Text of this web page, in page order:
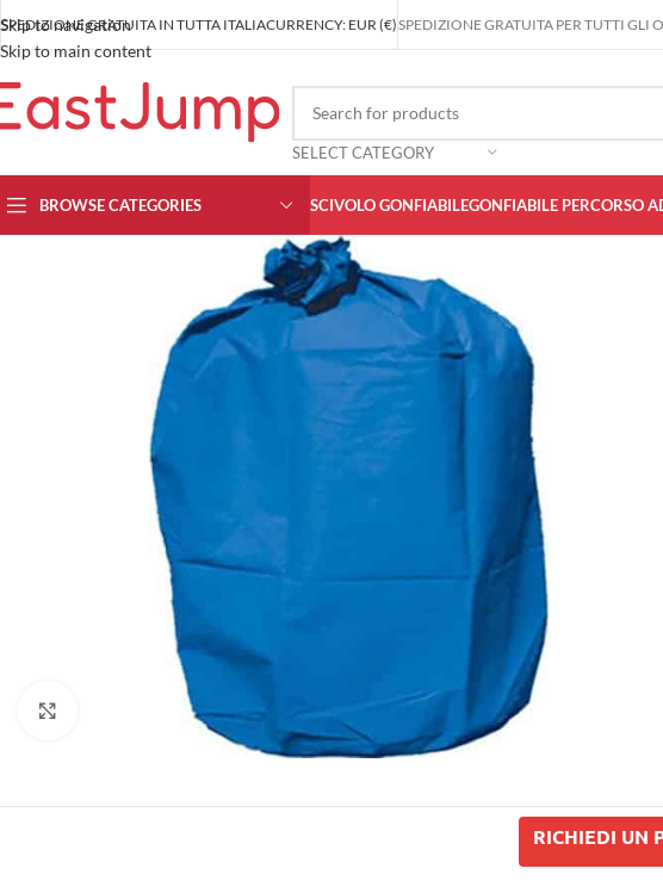
Skip to navigation
Skip to main content
SPEDIZIONE GRATUITA IN TUTTA ITALIACURRENCY: EUR (€)SPEDIZIONE GRATUITA PER TUTTI GLI
SELECT CATEGORY
BROWSE CATEGORIES SCIVOLO GONFIABILEGONFIABILE PERCORSO
RICHIEDI UN